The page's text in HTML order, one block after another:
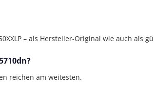
– als Hersteller-Original wie auch als
reichen am weitesten.